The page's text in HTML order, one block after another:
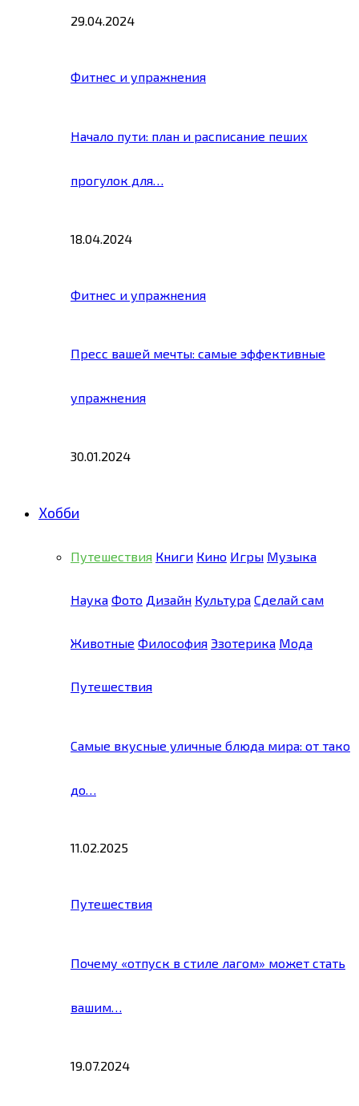
29.04.2024
Фитнес и упражнения
Начало пути: план и расписание пеших
прогулок для…
18.04.2024
Фитнес и упражнения
Пресс вашей мечты: самые эффективные
упражнения
30.01.2024
Хобби
Путешествия Книги Кино Игры Музыка
Наука Фото Дизайн Культура Сделай сам
Животные Философия Эзотерика Мода
Путешествия
Самые вкусные уличные блюда мира: от тако
до…
11.02.2025
Путешествия
Почему «отпуск в стиле лагом» может стать
вашим…
19.07.2024